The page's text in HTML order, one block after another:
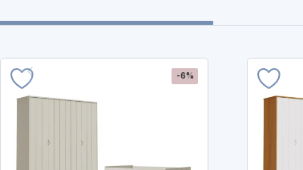
-6%